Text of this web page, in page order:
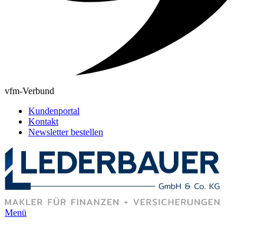
vfm-Verbund
Kundenportal
Kontakt
Newsletter bestellen
Menü